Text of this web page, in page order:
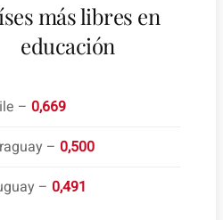
más libres en
educación
– 0,669
– 0,500
– 0,491